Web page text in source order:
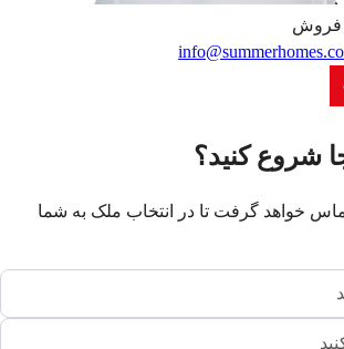
فروش
شروع کنید؟
خواهد گرفت تا در انتخاب ملک به شما